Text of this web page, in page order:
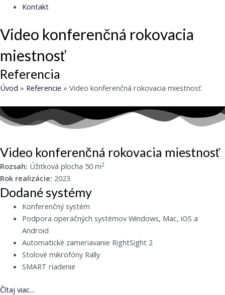
Kontakt
Video konferenčná rokovacia
miestnosť
Referencia
Úvod » Referencie » Video konferenčná rokovacia miestnosť
Video konferenčná rokovacia miestnosť
Rozsah: Úžitková plocha 50 m2
Rok realizácie: 2023
Dodané systémy
Konferenčný systém
Podpora operačných systémov Windows, Mac, iOS a
Android
Automatické zameriavanie RightSight 2
Stolové mikrofóny Rally
SMART riadenie
Čítaj viac...